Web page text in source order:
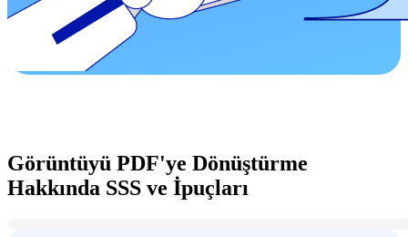
Görüntüyü PDF'ye Dönüştürme
Hakkında SSS ve İpuçları